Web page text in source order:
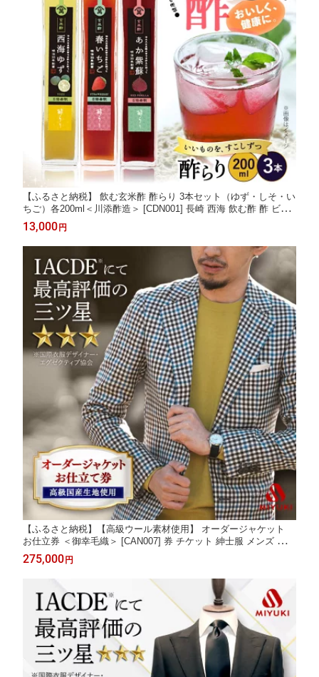
【ふるさと納税】 飲む玄米酢 酢らり 3本セット（ゆず・しそ・い
ちご）各200ml＜川添酢造＞ [CDN001] 長崎 西海 飲む酢 酢 ビネ
ガー 飲料 果実酢 お酢 ジュース 贈答 ギフト プレゼント 贈り物
13,000 円
【ふるさと納税】【高級ウール素材使用】 オーダージャケット
お仕立券 ＜御幸毛織＞ [CAN007] 券 チケット 紳士服 メンズ ビジ
ネス オーダーメイド おしゃれ 老舗 三ツ星 国産生地 ジャケット
御幸 ミユキソーイング 贈答 プレゼント ギフト お祝い
275,000 円